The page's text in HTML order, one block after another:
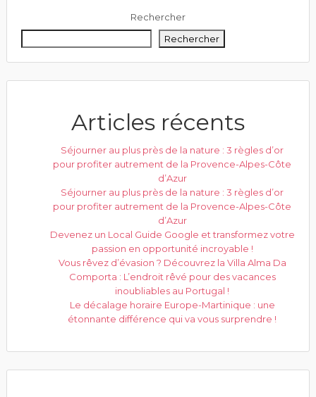
Rechercher
Rechercher
Articles récents
Séjourner au plus près de la nature : 3 règles d’or
pour profiter autrement de la Provence-Alpes-Côte
d’Azur
Séjourner au plus près de la nature : 3 règles d’or
pour profiter autrement de la Provence-Alpes-Côte
d’Azur
Devenez un Local Guide Google et transformez votre
passion en opportunité incroyable !
Vous rêvez d’évasion ? Découvrez la Villa Alma Da
Comporta : L’endroit rêvé pour des vacances
inoubliables au Portugal !
Le décalage horaire Europe-Martinique : une
étonnante différence qui va vous surprendre !